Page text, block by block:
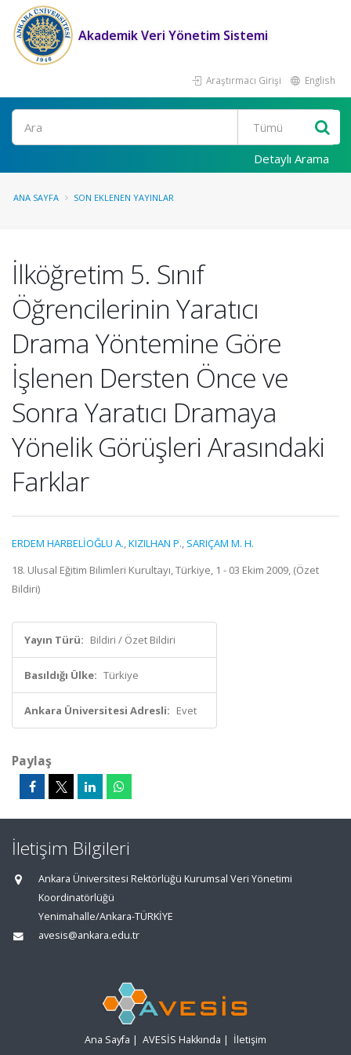
Akademik Veri Yönetim Sistemi
Araştırmacı Girişi English
Ara
Detaylı Arama
ANA SAYFA SON EKLENEN YAYINLAR
İlköğretim 5. Sınıf
Öğrencilerinin Yaratıcı
Drama Yöntemine Göre
İşlenen Dersten Önce ve
Sonra Yaratıcı Dramaya
Yönelik Görüşleri Arasındaki
Farklar
ERDEM HARBELİOĞLU A.,KIZILHAN P., SARIÇAM M. H.
18. Ulusal Eğitim Bilimleri Kurultayı, Türkiye, 1 - 03 Ekim 2009, (Özet
Bildiri)
Yayın Türü: Bildiri / Özet Bildiri
Basıldığı Ülke: Türkiye
Ankara Üniversitesi Adresli: Evet
Paylaş
İletişim Bilgileri
Ankara Üniversitesi Rektörlüğü Kurumsal Veri Yönetimi
Koordinatörlüğü
Yenimahalle/Ankara-TÜRKİYE
avesis@ankara.edu.tr
Ana Sayfa | AVESİS Hakkında | İletişim